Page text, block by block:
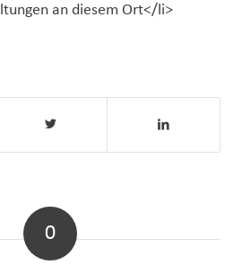
an diesem Ort</li>
0